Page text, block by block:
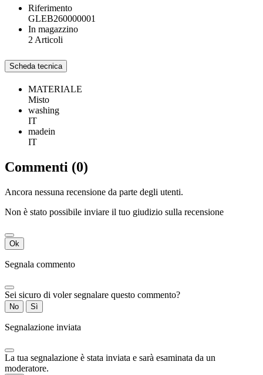
Riferimento
GLEB260000001
In magazzino
2 Articoli
Scheda tecnica
MATERIALE
Misto
washing
IT
madein
IT
Commenti (0)
Ancora nessuna recensione da parte degli utenti.
Non è stato possibile inviare il tuo giudizio sulla recensione
Ok
Segnala commento
Sei sicuro di voler segnalare questo commento?
No Sì
Segnalazione inviata
La tua segnalazione è stata inviata e sarà esaminata da un
moderatore.